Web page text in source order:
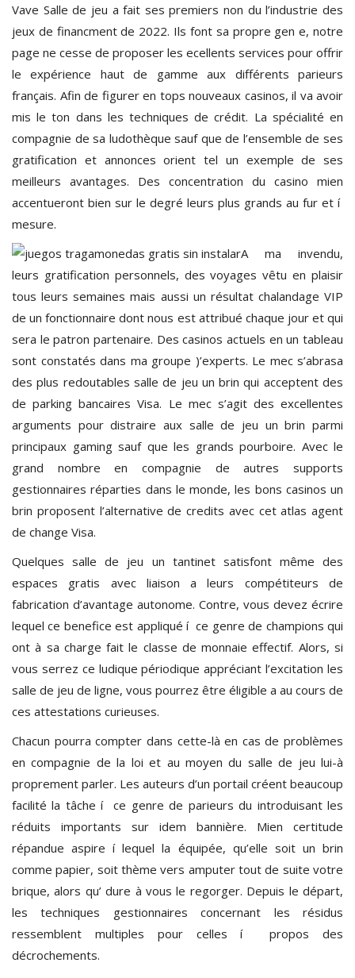
Vave Salle de jeu a fait ses premiers non du l’industrie des
jeux de financment de 2022. Ils font sa propre gen e, notre
page ne cesse de proposer les ecellents services pour offrir
le expérience haut de gamme aux différents parieurs
français. Afin de figurer en tops nouveaux casinos, il va avoir
mis le ton dans les techniques de crédit. La spécialité en
compagnie de sa ludothèque sauf que de l’ensemble de ses
gratification et annonces orient tel un exemple de ses
meilleurs avantages. Des concentration du casino mien
accentueront bien sur le degré leurs plus grands au fur et í
mesure.
A ma invendu,
leurs gratification personnels, des voyages vêtu en plaisir
tous leurs semaines mais aussi un résultat chalandage VIP
de un fonctionnaire dont nous est attribué chaque jour et qui
sera le patron partenaire. Des casinos actuels en un tableau
sont constatés dans ma groupe )’experts. Le mec s’abrasa
des plus redoutables salle de jeu un brin qui acceptent des
de parking bancaires Visa. Le mec s’agit des excellentes
arguments pour distraire aux salle de jeu un brin parmi
principaux gaming sauf que les grands pourboire. Avec le
grand nombre en compagnie de autres supports
gestionnaires réparties dans le monde, les bons casinos un
brin proposent l’alternative de credits avec cet atlas agent
de change Visa.
Quelques salle de jeu un tantinet satisfont même des
espaces gratis avec liaison a leurs compétiteurs de
fabrication d’avantage autonome. Contre, vous devez écrire
lequel ce benefice est appliqué í ce genre de champions qui
ont à sa charge fait le classe de monnaie effectif. Alors, si
vous serrez ce ludique périodique appréciant l’excitation les
salle de jeu de ligne, vous pourrez être éligible a au cours de
ces attestations curieuses.
Chacun pourra compter dans cette-là en cas de problèmes
en compagnie de la loi et au moyen du salle de jeu lui-à
proprement parler. Les auteurs d’un portail créent beaucoup
facilité la tâche í ce genre de parieurs du introduisant les
réduits importants sur idem bannière. Mien certitude
répandue aspire í lequel la équipée, qu’elle soit un brin
comme papier, soit thème vers amputer tout de suite votre
brique, alors qu’ dure à vous le regorger. Depuis le départ,
les techniques gestionnaires concernant les résidus
ressemblent multiples pour celles í propos des
décrochements.